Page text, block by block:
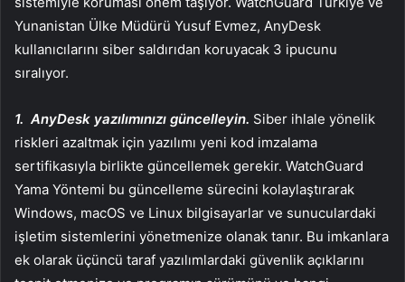
Yunanistan Ülke Müdürü Yusuf Evmez, AnyDesk
kullanıcılarını siber saldırıdan koruyacak 3 ipucunu
sıralıyor.
1. AnyDesk yazılımınızı güncelleyin. Siber ihlale yönelik
riskleri azaltmak için yazılımı yeni kod imzalama
sertifikasıyla birlikte güncellemek gerekir. WatchGuard
Yama Yöntemi bu güncelleme sürecini kolaylaştırarak
Windows, macOS ve Linux bilgisayarlar ve sunuculardaki
işletim sistemlerini yönetmenize olanak tanır. Bu imkanlara
ek olarak üçüncü taraf yazılımlardaki güvenlik açıklarını